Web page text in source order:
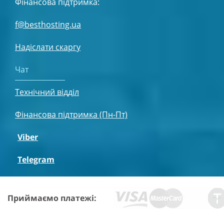
Фінансова підтримка:
f@besthosting.ua
Надіслати скаргу
Чат
Технічний відділ
Фінансова підтримка (Пн-Пт)
Viber
Telegram
Приймаємо платежі: